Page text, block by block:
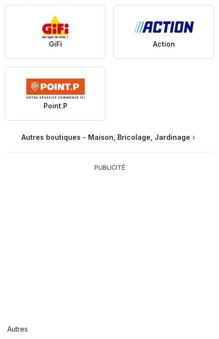
GiFi Action
Point.P
Autres boutiques - Maison, Bricolage, Jardinage
PUBLICITÉ
Autres